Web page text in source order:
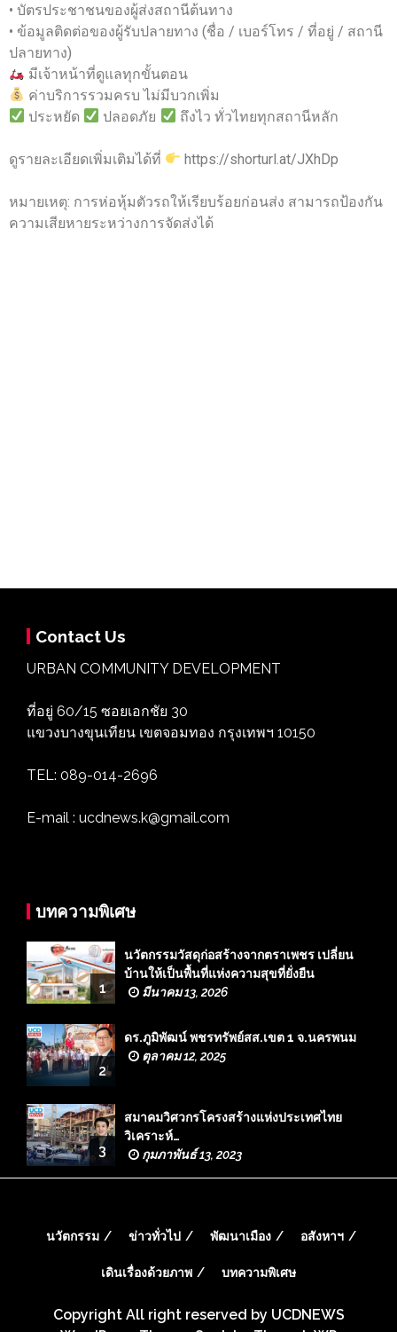
• บัตรประชาชนของผู้ส่งสถานีต้นทาง
• ข้อมูลติดต่อของผู้รับปลายทาง (ชื่อ / เบอร์โทร / ที่อยู่ / สถานี
ปลายทาง)
มีเจ้าหน้าที่ดูแลทุกขั้นตอน
ค่าบริการรวมครบ ไม่มีบวกเพิ่ม
ประหยัด
ปลอดภัย ถึงไว ทั่วไทยทุกสถานีหลัก
ดูรายละเอียดเพิ่มเติมได้ที่ https://shorturl.at/JXhDp
หมายเหตุ: การห่อหุ้มตัวรถให้เรียบร้อยก่อนส่ง สามารถป้องกัน
ความเสียหายระหว่างการจัดส่งได้
Contact Us
URBAN COMMUNITY DEVELOPMENT
ที่อยู่ 60/15 ซอยเอกชัย 30
แขวงบางขุนเทียน เขตจอมทอง กรุงเทพฯ 10150
TEL: 089-014-2696
E-mail : ucdnews.k@gmail.com
บทความพิเศษ
1
นวัตกรรมวัสดุก่อสร้างจากตราเพชร เปลี่ยน
บ้านให้เป็นพื้นที่แห่งความสุขที่ยั่งยืน
มีนาคม 13, 2026
2
ดร.ภูมิพัฒน์ พชรทรัพย์สส.เขต 1 จ.นครพนม
ตุลาคม 12, 2025
3
สมาคมวิศวกรโครงสร้างแห่งประเทศไทย
วิเคราะห์…
กุมภาพันธ์ 13, 2023
นวัตกรรม ข่าวทั่วไป พัฒนาเมือง อสังหาฯ
เดินเรื่องด้วยภาพ บทความพิเศษ
Copyright All right reserved by UCDNEWS